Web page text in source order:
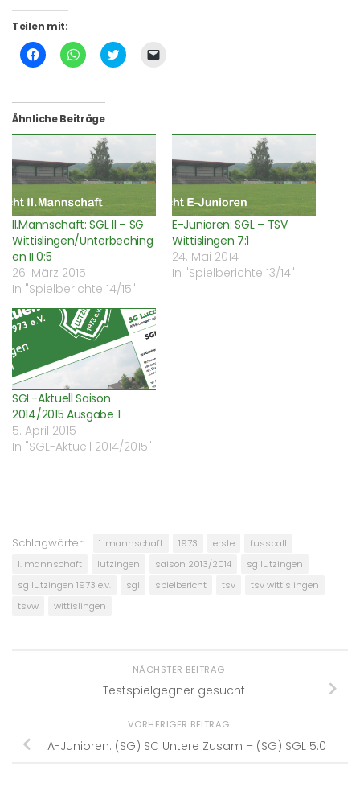
Teilen mit:
Klick,
um
teilen
(Wird
in
neuem
Klicken,
um
teilen
(Wird
in
neuem
Fenster
geöffnet)
Klick,
um
neuem
geöffnet)
Mail
senden
(Wird
neuem
Fenster
geöffnet)
Ähnliche Beiträge
II.Mannschaft: SGL II – SG
Wittislingen/Unterbeching
en II 0:5
26. März 2015
In "Spielberichte 14/15"
E-Junioren: SGL – TSV
Wittislingen 7:1
24. Mai 2014
In "Spielberichte 13/14"
SGL-Aktuell Saison
2014/2015 Ausgabe 1
5. April 2015
In "SGL-Aktuell 2014/2015"
Schlagwörter: 1. mannschaft 1973 erste
fussball
I. mannschaft
lutzingen saison 2013/2014
sg lutzingen
sg lutzingen 1973 e.v.
sgl spielbericht tsv
tsv wittislingen
tsvw
wittislingen
NÄCHSTER BEITRAG
Testspielgegner gesucht
VORHERIGER BEITRAG
A-Junioren: (SG) SC Untere Zusam – (SG) SGL 5:0